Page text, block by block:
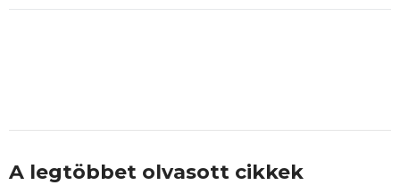
A legtöbbet olvasott cikkek